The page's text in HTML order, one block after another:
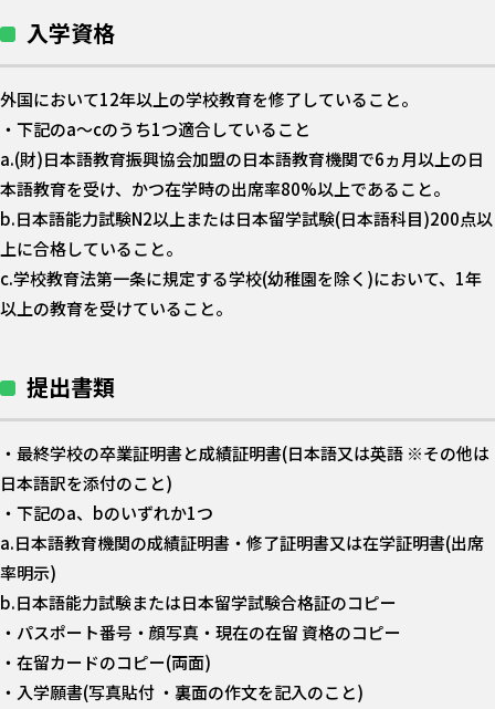
入学資格
外国において12年以上の学校教育を修了していること。
・下記のa〜cのうち1つ適合していること
a.(財)日本語教育振興協会加盟の日本語教育機関で6ヵ月以上の日
本語教育を受け、かつ在学時の出席率80%以上であること。
b.日本語能力試験N2以上または日本留学試験(日本語科目)200点以
上に合格していること。
c.学校教育法第一条に規定する学校(幼稚園を除く)において、1年
以上の教育を受けていること。
提出書類
・最終学校の卒業証明書と成績証明書(日本語又は英語 ※その他は
日本語訳を添付のこと)
・下記のa、bのいずれか1つ
a.日本語教育機関の成績証明書・修了証明書又は在学証明書(出席
率明示)
b.日本語能力試験または日本留学試験合格証のコピー
・パスポート番号・顔写真・現在の在留 資格のコピー
・在留カードのコピー(両面)
・入学願書(写真貼付 ・裏面の作文を記入のこと)